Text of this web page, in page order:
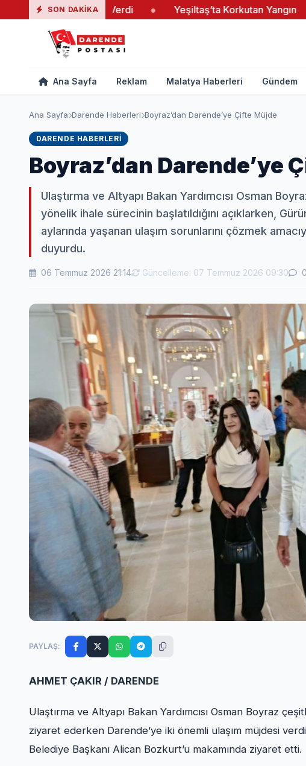
SON DAKIKA
El Ele Verdi ● Yeşiltaş’ta Korkutan Yangın ●
Ana Sayfa Reklam Malatya Haberleri Gündem
Ana Sayfa Darende Haberleri Boyraz’dan Darende’ye Çifte Müjde
DARENDE HABERLERI
Boyraz’dan Darende’ye
Ulaştırma ve Altyapı Bakan Yardımcısı Osman
yönelik ihale sürecinin başlatıldığını açıklarken,
aylarında yaşanan ulaşım sorunlarını çözmek
duyurdu.
06 Temmuz 2026 21:14 Güncelleme: 07 Temmuz 2026 09:30
PAYLAŞ:
AHMET ÇAKIR / DARENDE
Ulaştırma ve Altyapı Bakan Yardımcısı Osman Boyraz
ziyaret ederken Darende’ye iki önemli ulaşım müjdesi
Belediye Başkanı Alican Bozkurt’u makamında ziyaret etti.